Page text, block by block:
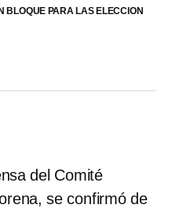
BLOQUE PARA LAS ELECCION
del Comité
se confirmó de